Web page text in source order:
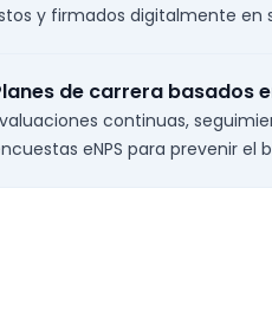
y firmados digitalmente en
de carrera basados
continuas,
eNPS para prevenir el